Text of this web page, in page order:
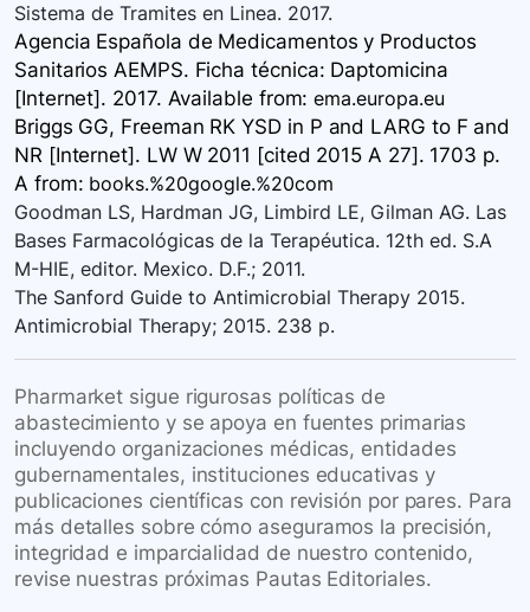
Sistema de Tramites en Linea. 2017.
Agencia Española de Medicamentos y Productos
Sanitarios AEMPS. Ficha técnica: Daptomicina
[Internet]. 2017. Available from:ema.europa.eu
Briggs GG, Freeman RK YSD in P and LARG to F and
NR [Internet]. LW W 2011 [cited 2015 A 27]. 1703 p.
A from: books.%20google.%20com
Goodman LS, Hardman JG, Limbird LE, Gilman AG. Las
Bases Farmacológicas de la Terapéutica. 12th ed. S.A
M-HIE, editor. Mexico. D.F.; 2011.
The Sanford Guide to Antimicrobial Therapy 2015.
Antimicrobial Therapy; 2015. 238 p.
Pharmarket sigue rigurosas políticas de
abastecimiento y se apoya en fuentes primarias
incluyendo organizaciones médicas, entidades
gubernamentales, instituciones educativas y
publicaciones científicas con revisión por pares. Para
más detalles sobre cómo aseguramos la precisión,
integridad e imparcialidad de nuestro contenido,
revise nuestras próximas Pautas Editoriales.